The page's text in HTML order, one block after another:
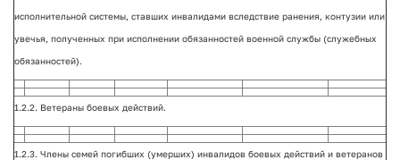
исполнительной системы, ставших инвалидами вследствие ранения, контузии или
увечья, полученных при исполнении обязанностей военной службы (служебных
обязанностей).
1.2.2. Ветераны боевых действий.
1.2.3. Члены семей погибших (умерших) инвалидов боевых действий и ветеранов